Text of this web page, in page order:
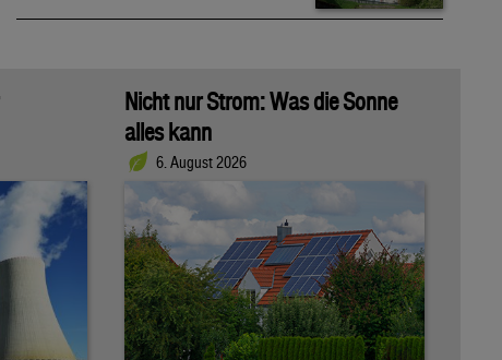
Nicht nur Strom: Was die Sonne
alles kann
6. August 2026